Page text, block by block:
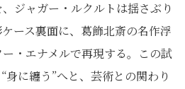
ジャガー・ルクルトは揺さぶり
ース裏面に、葛飾北斎の名作浮
・エナメルで再現する。この試
身に纏う”へと、芸術との関わり